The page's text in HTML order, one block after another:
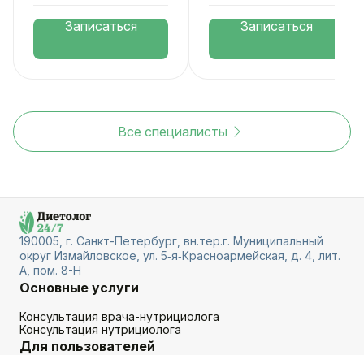
Записаться Записаться
Все специалисты
190005, г. Санкт-Петербург, вн.тер.г. Муниципальный
округ Измайловское, ул. 5‑я‑Красноармейская, д. 4, лит.
А, пом. 8-Н
Основные услуги
Консультация врача-нутрициолога
Консультация нутрициолога
Для пользователей